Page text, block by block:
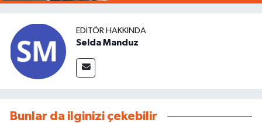
EDITÖR HAKKINDA
Selda Manduz
Bunlar da ilginizi çekebilir